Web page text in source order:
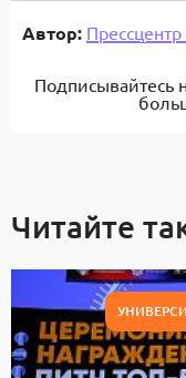
Автор:
Подписывайтесь
Читайте